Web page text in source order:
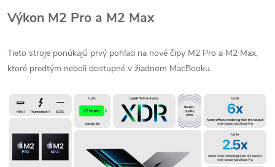
Výkon M2 Pro a M2 Max
Tieto stroje ponúkajú prvý pohľad na nové čipy M2 Pro a M2 Max,
ktoré predtým neboli dostupné v žiadnom MacBooku.